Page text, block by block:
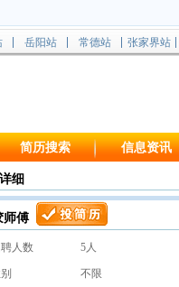
岳阳站 常德站 张家界站
简历搜索 信息资讯
细
师傅
人数 5人
不限